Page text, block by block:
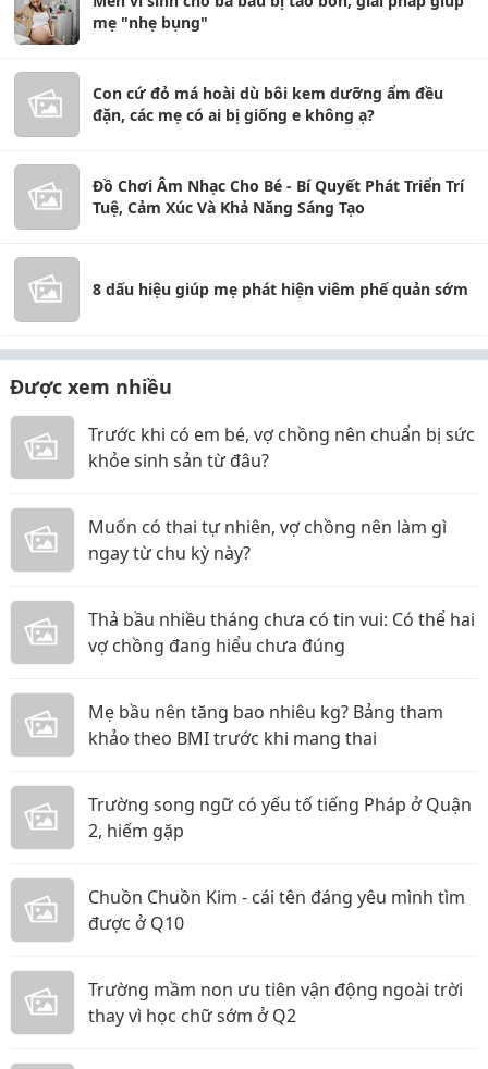
mẹ "nhẹ bụng"
Con cứ đỏ má hoài dù bôi kem dưỡng ẩm đều
đặn, các mẹ có ai bị giống e không ạ?
Đồ Chơi Âm Nhạc Cho Bé - Bí Quyết Phát Triển Trí
Tuệ, Cảm Xúc Và Khả Năng Sáng Tạo
8 dấu hiệu giúp mẹ phát hiện viêm phế quản sớm
Được xem nhiều
Trước khi có em bé, vợ chồng nên chuẩn bị sức
khỏe sinh sản từ đâu?
Muốn có thai tự nhiên, vợ chồng nên làm gì
ngay từ chu kỳ này?
Thả bầu nhiều tháng chưa có tin vui: Có thể hai
vợ chồng đang hiểu chưa đúng
Mẹ bầu nên tăng bao nhiêu kg? Bảng tham
khảo theo BMI trước khi mang thai
Trường song ngữ có yếu tố tiếng Pháp ở Quận
2, hiếm gặp
Chuồn Chuồn Kim - cái tên đáng yêu mình tìm
được ở Q10
Trường mầm non ưu tiên vận động ngoài trời
thay vì học chữ sớm ở Q2